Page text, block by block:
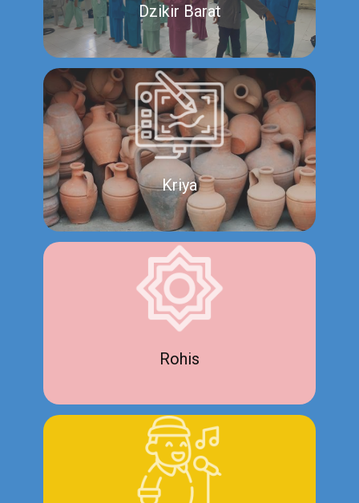
Dzikir Barat
Kriya
Rohis